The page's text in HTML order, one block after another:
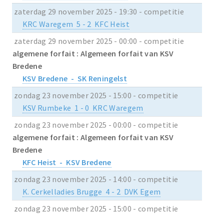
zaterdag 29 november 2025 - 19:30 - competitie
KRC Waregem 5 - 2 KFC Heist
zaterdag 29 november 2025 - 00:00 - competitie
algemene forfait : Algemeen forfait van KSV
Bredene
KSV Bredene - SK Reningelst
zondag 23 november 2025 - 15:00 - competitie
KSV Rumbeke 1 - 0 KRC Waregem
zondag 23 november 2025 - 00:00 - competitie
algemene forfait : Algemeen forfait van KSV
Bredene
KFC Heist - KSV Bredene
zondag 23 november 2025 - 14:00 - competitie
K. Cerkelladies Brugge 4 - 2 DVK Egem
zondag 23 november 2025 - 15:00 - competitie